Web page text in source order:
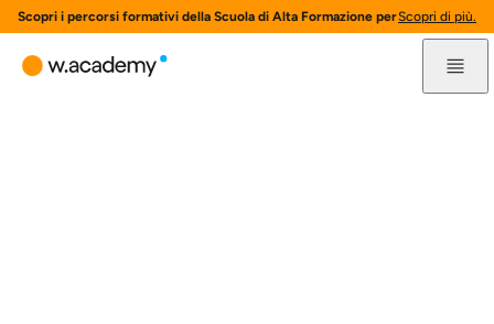
Scopri i percorsi formativi della Scuola di Alta Formazione per l'innovazione
Scopri di più.